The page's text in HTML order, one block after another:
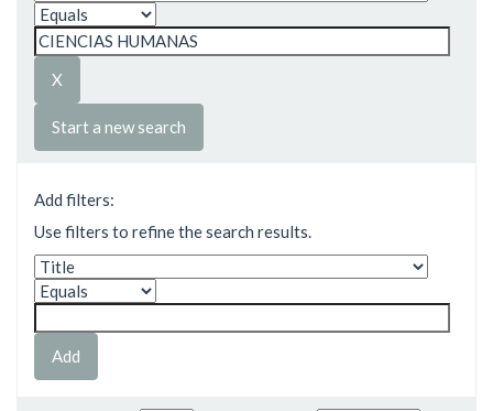
Start a new search
Add filters:
Use filters to refine the search results.